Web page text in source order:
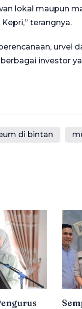
lokal maupun
terangnya.
urvei
investor
di bintan